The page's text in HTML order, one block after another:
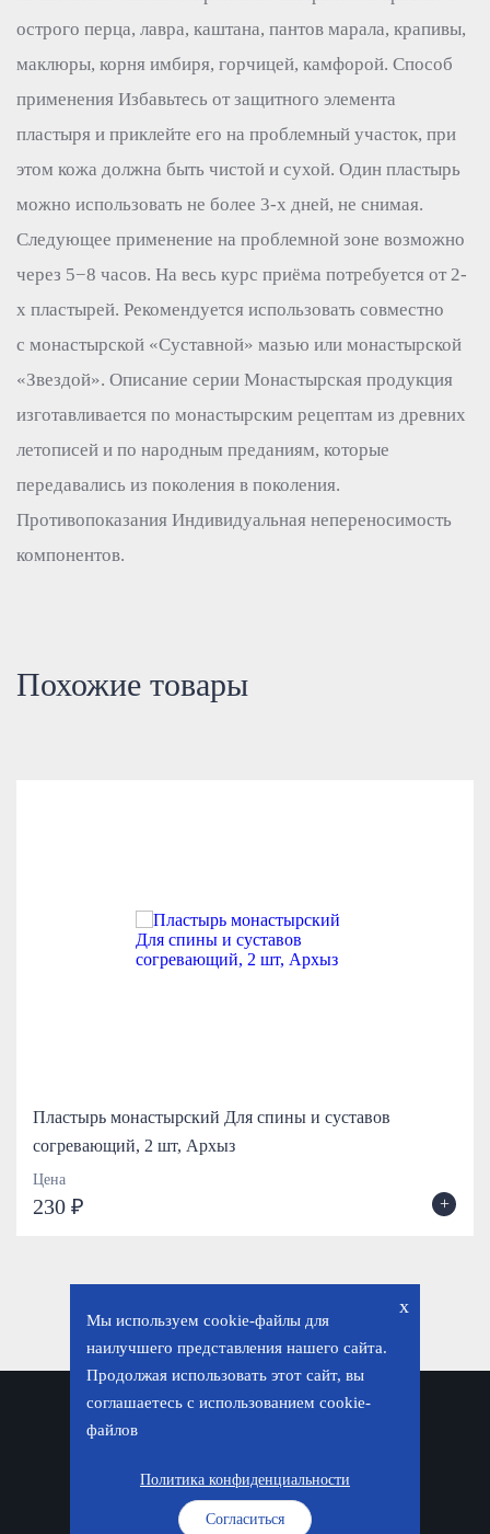
острого перца, лавра, каштана, пантов марала, крапивы,
маклюры, корня имбиря, горчицей, камфорой. Способ
применения Избавьтесь от защитного элемента
пластыря и приклейте его на проблемный участок, при
этом кожа должна быть чистой и сухой. Один пластырь
можно использовать не более 3-х дней, не снимая.
Следующее применение на проблемной зоне возможно
через 5−8 часов. На весь курс приёма потребуется от 2-
х пластырей. Рекомендуется использовать совместно
с монастырской «Суставной» мазью или монастырской
«Звездой». Описание серии Монастырская продукция
изготавливается по монастырским рецептам из древних
летописей и по народным преданиям, которые
передавались из поколения в поколения.
Противопоказания Индивидуальная непереносимость
компонентов.
Похожие товары
Пластырь монастырский Для спины и суставов
согревающий, 2 шт, Архыз
Цена
230 ₽ +
x
Мы используем cookie-файлы для
наилучшего представления нашего сайта.
Продолжая использовать этот сайт, вы
соглашаетесь с использованием cookie-
файлов
Согласиться
Политика конфиденциальности